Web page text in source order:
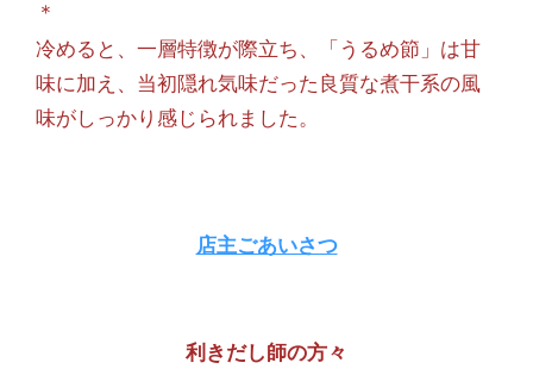
＊
冷めると、一層特徴が際立ち、「うるめ節」は甘
味に加え、当初隠れ気味だった良質な煮干系の風
味がしっかり感じられました。
店主ごあいさつ
利きだし師の方々